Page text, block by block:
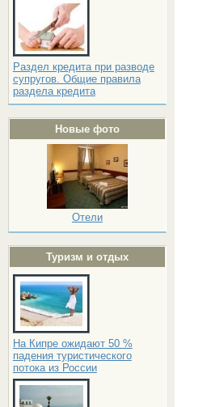
Раздел кредита при разводе
супругов. Общие правила
раздела кредита
Новые фото
Отели
Туризм и отдых
На Кипре ожидают 50 %
падения туристического
потока из России